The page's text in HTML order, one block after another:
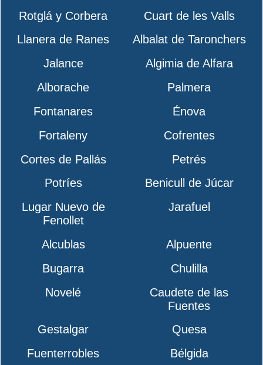
Rotglá y Corbera
Cuart de les Valls
Llanera de Ranes
Albalat de Taronchers
Jalance
Algimia de Alfara
Alborache
Palmera
Fontanares
Énova
Fortaleny
Cofrentes
Cortes de Pallás
Petrés
Potríes
Benicull de Júcar
Lugar Nuevo de
Fenollet
Jarafuel
Alcublas
Alpuente
Bugarra
Chulilla
Novelé
Caudete de las
Fuentes
Gestalgar
Quesa
Fuenterrobles
Bélgida